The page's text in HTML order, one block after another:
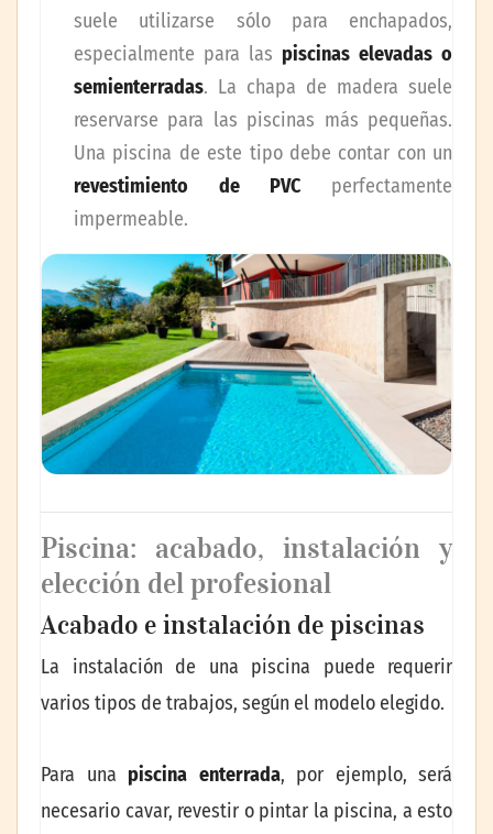
suele utilizarse sólo para enchapados,
especialmente para las piscinas elevadas o
semienterradas. La chapa de madera suele
reservarse para las piscinas más pequeñas.
Una piscina de este tipo debe contar con un
revestimiento de PVC perfectamente
impermeable.
Piscina: acabado, instalación y
elección del profesional
Acabado e instalación de piscinas
La instalación de una piscina puede requerir
varios tipos de trabajos, según el modelo elegido.
Para una piscina enterrada, por ejemplo, será
necesario cavar, revestir o pintar la piscina, a esto